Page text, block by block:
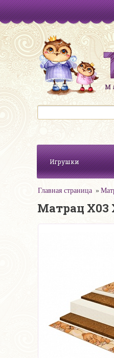
Игрушки
Главная страница
Матрац Х03